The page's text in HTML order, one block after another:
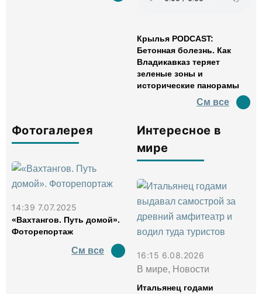
Крылья PODCAST:
Бетонная болезнь. Как
Владикавказ теряет
зеленые зоны и
исторические панорамы
См все
Фотогалерея
14:39 7.07.2025
«Вахтангов. Путь домой».
Фоторепортаж
См все
Интересное в
мире
16:15 6.08.2026
В мире, Новости
Итальянец годами